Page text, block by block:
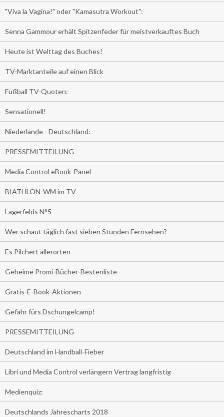
"Viva la Vagina!" oder "Kamasutra Workout":
Senna Gammour erhält Spitzenfeder für meistverkauftes Buch
Heute ist Welttag des Buches!
TV-Marktanteile auf einen Blick
Fußball TV-Quoten:
Sensationell!
Niederlande - Deutschland:
PRESSEMITTEILUNG
Media Control eBook-Panel
BIATHLON-WM im TV
Lagerfelds N°5
Wer schaut täglich fast sieben Stunden Fernsehen?
Es Pilchert allerorten
Geheime Promi-Bücher-Bestenliste
Gratis-E-Book-Aktionen
Gefahr fürs Dschungelcamp!
PRESSEMITTEILUNG
Deutschland im Handball-Fieber
Libri und Media Control verlängern Vertrag langfristig
Medienquiz:
Deutschlands Jahrescharts 2018